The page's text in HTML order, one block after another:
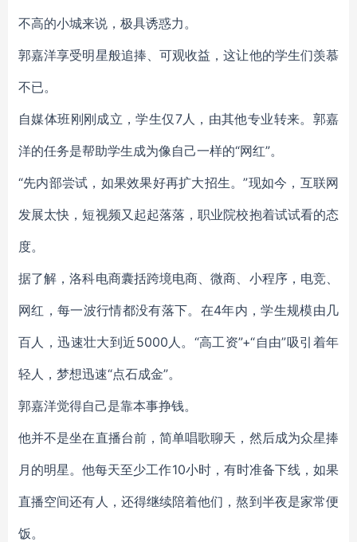
不高的小城来说，极具诱惑力。
郭嘉洋享受明星般追捧、可观收益，这让他的学生们羡慕
不已。
自媒体班刚刚成立，学生仅7人，由其他专业转来。郭嘉
洋的任务是帮助学生成为像自己一样的“网红”。
“先内部尝试，如果效果好再扩大招生。”现如今，互联网
发展太快，短视频又起起落落，职业院校抱着试试看的态
度。
据了解，洛科电商囊括跨境电商、微商、小程序，电竞、
网红，每一波行情都没有落下。在4年内，学生规模由几
百人，迅速壮大到近5000人。“高工资”+“自由”吸引着年
轻人，梦想迅速“点石成金”。
郭嘉洋觉得自己是靠本事挣钱。
他并不是坐在直播台前，简单唱歌聊天，然后成为众星捧
月的明星。他每天至少工作10小时，有时准备下线，如果
直播空间还有人，还得继续陪着他们，熬到半夜是家常便
饭。